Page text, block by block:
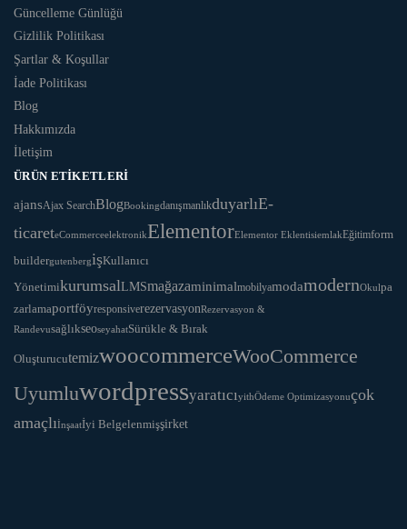
Güncelleme Günlüğü
Gizlilik Politikası
Şartlar & Koşullar
İade Politikası
Blog
Hakkımızda
İletişim
ÜRÜN ETIKETLERI
ajansAjax SearchBlogBookingdanışmanlıkduyarlıE-
ticareteCommerceelektronikElementorElementor EklentisiemlakEğitimform
buildergutenbergişKullanıcı
YönetimikurumsalLMSmağazaminimalmobilyamodamodernOkulpa
zarlamaportföyresponsiverezervasyonRezervasyon &
RandevusağlıkseoseyahatSürükle & Bırak
OluşturucutemizwoocommerceWooCommerce
UyumluwordpressyaratıcıyithÖdeme Optimizasyonuçok
amaçlıİnşaatİyi Belgelenmişşirket